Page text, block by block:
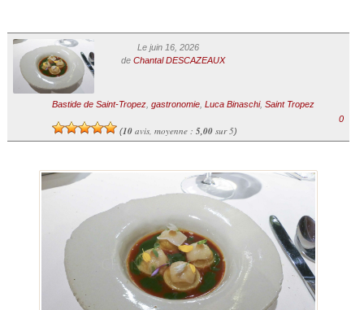
Le juin 16, 2026
de Chantal DESCAZEAUX
Bastide de Saint-Tropez, gastronomie, Luca Binaschi, Saint Tropez
(10avis, moyenne : 5,00sur 5)
0